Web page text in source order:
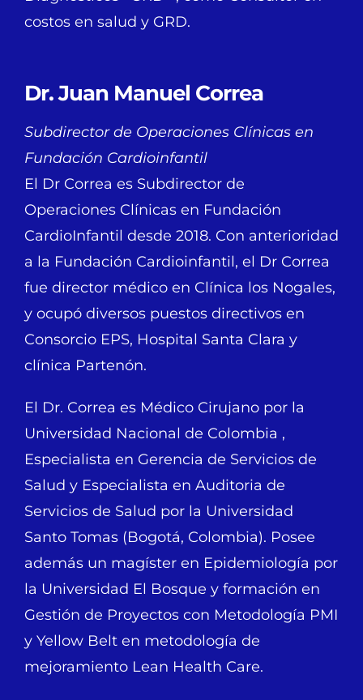
costos en salud y GRD.
Dr. Juan Manuel Correa
Subdirector de Operaciones Clínicas en
Fundación Cardioinfantil
El Dr Correa es Subdirector de
Operaciones Clínicas en Fundación
CardioInfantil desde 2018. Con anterioridad
a la Fundación Cardioinfantil, el Dr Correa
fue director médico en Clínica los Nogales,
y ocupó diversos puestos directivos en
Consorcio EPS, Hospital Santa Clara y
clínica Partenón.
El Dr. Correa es Médico Cirujano por la
Universidad Nacional de Colombia ,
Especialista en Gerencia de Servicios de
Salud y Especialista en Auditoria de
Servicios de Salud por la Universidad
Santo Tomas (Bogotá, Colombia). Posee
además un magíster en Epidemiología por
la Universidad El Bosque y formación en
Gestión de Proyectos con Metodología PMI
y Yellow Belt en metodología de
mejoramiento Lean Health Care.